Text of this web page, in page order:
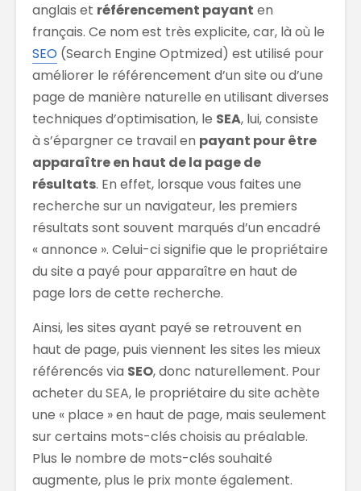
anglais et référencement payant en
français. Ce nom est très explicite, car, là où le
SEO (Search Engine Optmized) est utilisé pour
améliorer le référencement d’un site ou d’une
page de manière naturelle en utilisant diverses
techniques d’optimisation, le SEA, lui, consiste
à s’épargner ce travail en payant pour être
apparaître en haut de la page de
résultats. En effet, lorsque vous faites une
recherche sur un navigateur, les premiers
résultats sont souvent marqués d’un encadré
« annonce ». Celui-ci signifie que le propriétaire
du site a payé pour apparaître en haut de
page lors de cette recherche.
Ainsi, les sites ayant payé se retrouvent en
haut de page, puis viennent les sites les mieux
référencés via SEO, donc naturellement. Pour
acheter du SEA, le propriétaire du site achète
une « place » en haut de page, mais seulement
sur certains mots-clés choisis au préalable.
Plus le nombre de mots-clés souhaité
augmente, plus le prix monte également.